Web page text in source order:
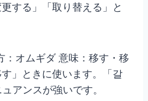
する」「取り替える」と
：オムギダ 意味：移す・移
」ときに使います。「갈
アンスが強いです。